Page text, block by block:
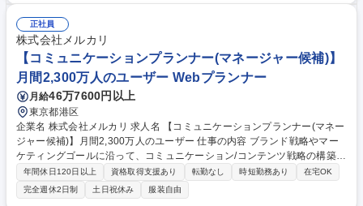
注、社内計上処理、買掛金処理に伴う会計部門との調整 ■問合せ対応：メ
ーカーへの問合せエスカレーション、折衝・連携 【将来的な業務】AIやR
PAツールなどを活用した既存対応フローの改善、新規契約に伴う受発注フ
ローの構築、営業支援資料の作成など、DXを体現する業務改善もお任せ
します。 募集職種 ※面接1回【ICT商材の内勤オペレーション】在宅勤務
可/フレックス勤務可
正社員
株式会社メルカリ
【コミュニケーションプランナー(マネージャー候補)】
月間2,300万人のユーザー Webプランナー
月給46万7600円以上
東京都港区
企業名 株式会社メルカリ 求人名 【コミュニケーションプランナー(マネー
ジャー候補)】月間2,300万人のユーザー 仕事の内容 ブランド戦略やマー
ケティングゴールに沿って、コミュニケーション/コンテンツ戦略の構築お
よび実行を担っていただきます。メルカリのコンテンツ戦略やお客さまと
のコミュニケーションをリードして頂きます。 ■お客さまのニーズやトレ
ンドを分析し、コミュニケーション / コンテンツ戦略に策定 ■ブランドや
年間休日120日以上 資格取得支援あり 転勤なし 時短勤務あり
在宅OK
完全週休2日制
土日祝休み 服装自由